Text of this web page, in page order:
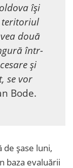
își
teritoriul
două
într-
și
se vor
Bode.
șase luni,
baza evaluării